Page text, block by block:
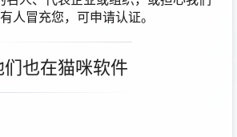
人冒充您，可申请认证。
们也在猫咪软件